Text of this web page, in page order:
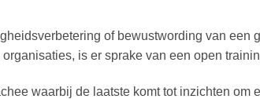
of bewustwording van een
is er sprake van een open
waarbij de laatste komt tot inzichten om